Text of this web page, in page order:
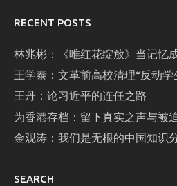
RECENT POSTS
林兆彬：《唯红花绽放》当记忆
王学泰：文革前高校清理“反动学
王丹：论习近平的连任之路
为香港存档：留下真实之声与被
金观涛：我们是无根的中国知识
SEARCH